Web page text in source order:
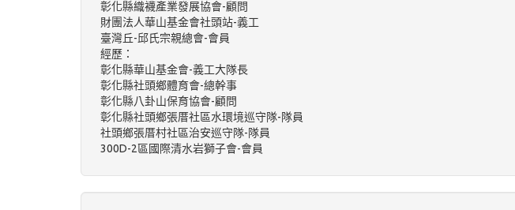
彰化縣織襪產業發展協會-顧問
財團法人華山基金會社頭站-義工
臺灣丘-邱氏宗親總會-會員
經歷：
彰化縣華山基金會-義工大隊長
彰化縣社頭鄉體育會-總幹事
彰化縣八卦山保育協會-顧問
彰化縣社頭鄉張厝社區水環境巡守隊-隊員
社頭鄉張厝村社區治安巡守隊-隊員
300D-2區國際清水岩獅子會-會員